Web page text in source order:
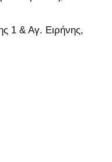
1 & Αγ. Ειρήνης,